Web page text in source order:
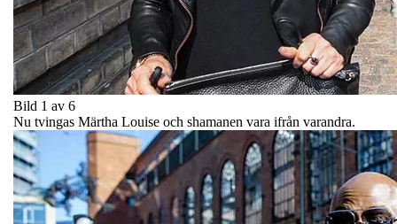
Bild 1 av 6
Nu tvingas Märtha Louise och shamanen vara ifrån varandra.